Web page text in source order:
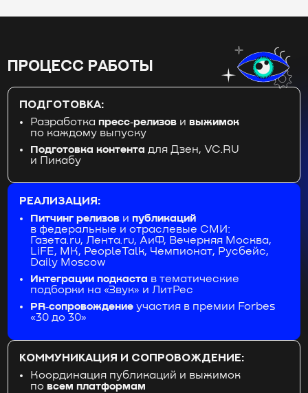
ПРОЦЕСС РАБОТЫ
ПОДГОТОВКА:
Разработкапресс‑релизов ивыжимок
по каждому выпуску
Подготовка контента для Дзен, VC.RU
и Пикабу
РЕАЛИЗАЦИЯ:
Питчинг релизов ипубликаций
в федеральные и отраслевые СМИ:
Газета.ru, Лента.ru, АиФ, Вечерняя Москва,
LiFE, МК, PeopleTalk, Чемпионат, Русбейс,
Daily Moscow
Интеграции подкаста в тематические
подборки на «Звук» и ЛитРес
PR‑сопровождение участия в премии Forbes
«30 до 30»
КОММУНИКАЦИЯ И СОПРОВОЖДЕНИЕ:
Координация публикаций и выжимок
повсем платформам